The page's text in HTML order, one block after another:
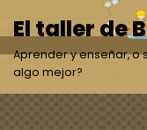
Saltar
al
contenido
El taller de
Aprender y enseñar, o
algo mejor?